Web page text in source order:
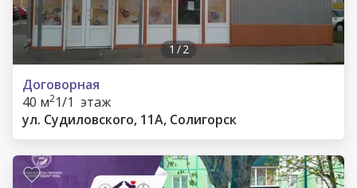
1/2
Договорная
40 м21/1 этаж
ул. Судиловского, 11А, Солигорск